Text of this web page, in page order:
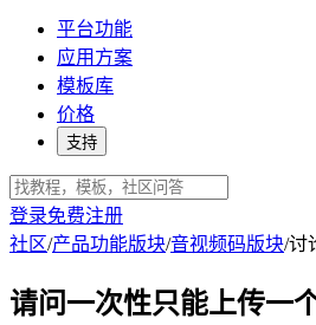
平台功能
应用方案
模板库
价格
支持
登录免费注册
社区/产品功能版块/音视频码版块/讨
请问一次性只能上传一